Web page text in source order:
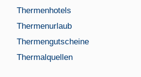
Thermenhotels
Thermenurlaub
Thermengutscheine
Thermalquellen